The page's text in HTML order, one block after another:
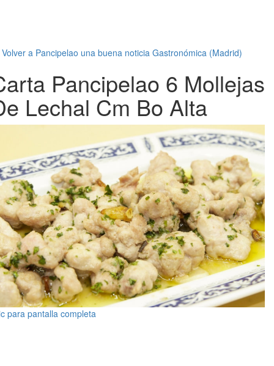
Volver a Pancipelao una buena noticia Gastronómica (Madrid)
Pancipelao 6 Mollejas
Lechal Cm Bo Alta
para pantalla completa